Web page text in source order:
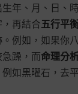
年、月、日、
再結合五行平
例如，如果你
躁，而命理分
例如黑曜石，去